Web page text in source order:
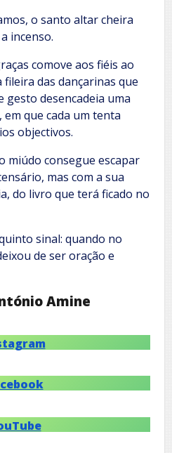
o santo altar cheira
incenso.
comove aos fiéis ao
das dançarinas que
gesto desencadeia uma
que cada um tenta
objectivos.
miúdo consegue escapar
mas com a sua
do livro que terá ficado no
sinal: quando no
de ser oração e
Amine